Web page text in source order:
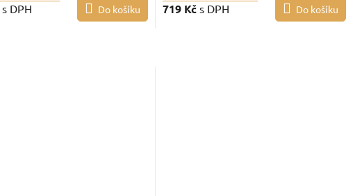
s DPH Do košíku 719 Kč s DPH Do košíku